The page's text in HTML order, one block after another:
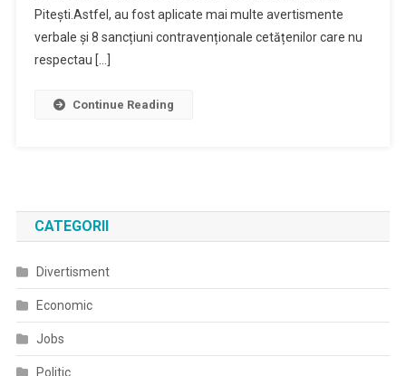
Populației
Pitești.Astfel, au fost aplicate mai multe avertismente
verbale și 8 sancțiuni contravenționale cetățenilor care nu
respectau […]
Continue Reading
CATEGORII
Divertisment
Economic
Jobs
Politic